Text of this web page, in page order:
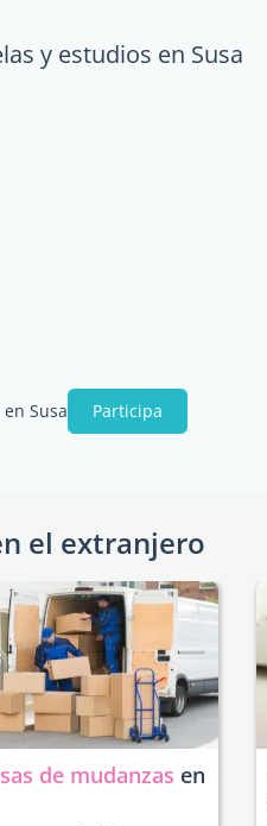
y estudios en Susa
Susa Participa
el extranjero
de mudanzas en